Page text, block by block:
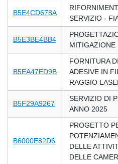
B5E4CD678A
SERVIZIO -
B5E3BE4BB4
MITIGAZIONE
B5EA47ED9B
FORNITURA
ADESIVE IN
RAGGIO
B5F29A9267
SERVIZIO DI
ANNO 2025
B6000E82D6
PROGETTO
DELLE
DELLE